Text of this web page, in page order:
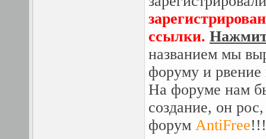
ссылки.
названием мы
форуму и рвение
На форуме нам
создание, он
форум AntiFree